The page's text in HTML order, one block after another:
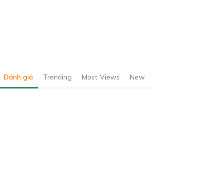
Đánh giá Trending Most Views New